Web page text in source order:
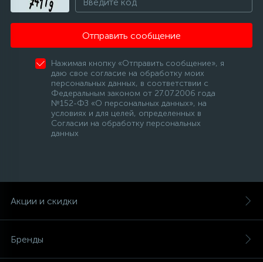
Отправить сообщение
Нажимая кнопку «Отправить сообщение», я
даю свое согласие на обработку моих
персональных данных, в соответствии с
Федеральным законом от 27.07.2006 года
№152-ФЗ «О персональных данных», на
условиях и для целей, определенных в
Согласии на обработку персональных
данных
Акции и скидки
Бренды